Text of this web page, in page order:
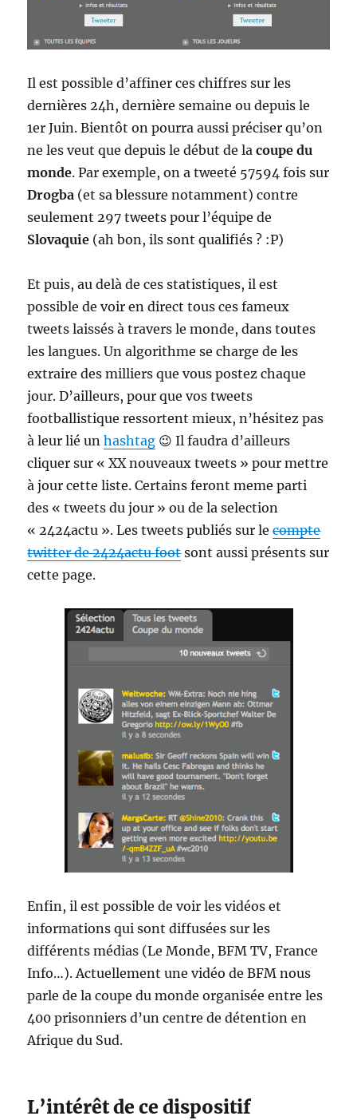
Il est possible d’affiner ces chiffres sur les
dernières 24h, dernière semaine ou depuis le
1er Juin. Bientôt on pourra aussi préciser qu’on
ne les veut que depuis le début de lacoupe du
monde. Par exemple, on a tweeté 57594 fois sur
Drogba (et sa blessure notamment) contre
seulement 297 tweets pour l’équipe de
Slovaquie (ah bon, ils sont qualifiés ? :P)
Et puis, au delà de ces statistiques, il est
possible de voir en direct tous ces fameux
tweets laissés à travers le monde, dans toutes
les langues. Un algorithme se charge de les
extraire des milliers que vous postez chaque
jour. D’ailleurs, pour que vos tweets
footballistique ressortent mieux, n’hésitez pas
à leur lié unhashtag 😉 Il faudra d’ailleurs
cliquer sur « XX nouveaux tweets » pour mettre
à jour cette liste. Certains feront meme parti
des « tweets du jour » ou de la selection
« 2424actu ». Les tweets publiés sur lecompte
twitter de 2424actu footsont aussi présents sur
cette page.
Enfin, il est possible de voir les vidéos et
informations qui sont diffusées sur les
différents médias (Le Monde, BFM TV, France
Info…). Actuellement une vidéo de BFM nous
parle de la coupe du monde organisée entre les
400 prisonniers d’un centre de détention en
Afrique du Sud.
L’intérêt de ce dispositif